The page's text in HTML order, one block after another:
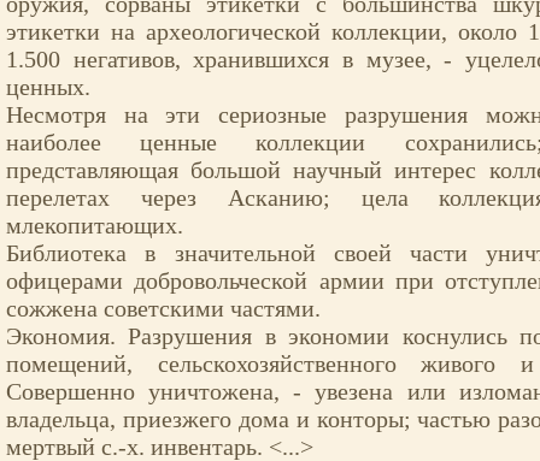
этикетки на археологической коллекции, около
1.500 негативов, хранившихся в музее, -
ценных.
Несмотря на эти сериозные разрушения
наиболее ценные коллекции
представляющая большой научный интерес
перелетах через Асканию; цела
млекопитающих.
Библиотека в значительной своей части
офицерами добровольческой армии при
сожжена советскими частями.
Экономия. Разрушения в экономии коснулись
помещений, сельскохозяйственного живого
Совершенно уничтожена, - увезена или
владельца, приезжего дома и конторы; частью
мертвый с.-х. инвентарь. <...>